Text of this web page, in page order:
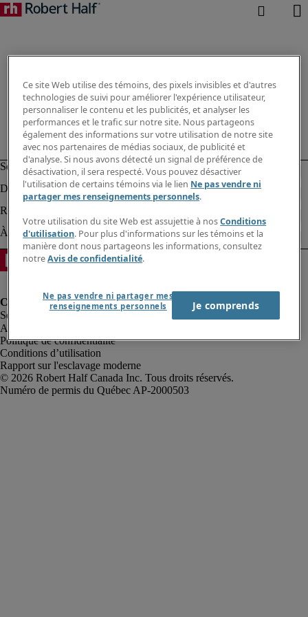
Alerte à la fraude
Politique de confidentialité
Conditions d’utilisation
Rapport sur l'esclavage moderne
Robert Half Canada Inc. Tous droits réservés.
Ce site Web utilise des témoins, des pixels invisibles et d'autres
technologies de suivi pour améliorer l'expérience utilisateur,
personnaliser le contenu et les publicités, et analyser les
performances et le trafic sur notre site. Nous partageons
également des informations sur votre utilisation de notre site
avec nos partenaires de médias sociaux, de publicité et
d'analyse. Si nous avons détecté un signal de préférence de
désactivation, il sera respecté. Vous pouvez désactiver
l'utilisation de certains témoins via le lien Ne pas vendre ni
partager mes renseignements personnels.
Votre utilisation du site Web est assujettie à nosConditions
d'utilisation. Pour plus d'informations sur les témoins et la
manière dont nous partageons les informations, consultez
notreAvis de confidentialité.
Ne pas vendre ni partager mes
renseignements personnels
Je comprends